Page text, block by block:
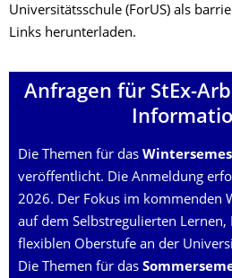
Universitätsschule (ForUS) als
Links herunterladen.
Anfragen für StEx-
Die Themen für das
veröffentlicht. Die Anmeldung
2026. Der Fokus im kommenden
auf dem Selbstregulier­ten Lernen,
flexiblen Oberstufe an der
Die Themen für das